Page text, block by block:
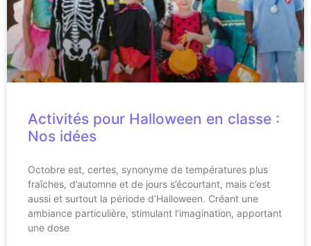
Activités pour Halloween en classe :
Nos idées
Octobre est, certes, synonyme de températures plus
fraîches, d’automne et de jours s’écourtant, mais c’est
aussi et surtout la période d’Halloween. Créant une
ambiance particulière, stimulant l’imagination, apportant
une dose